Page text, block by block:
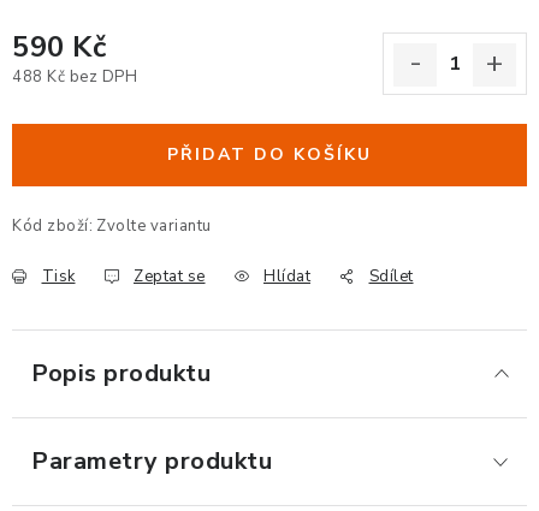
BEDERNÍ A KRČNÍ OPĚRKY
PODLOŽKY POD NOHY
PODLOŽKY POD MYŠ A ZÁPĚSTÍ
ERGONOMICKÉ KLÁVESNICE
VÝSUVY A DRŽÁKY NA KLÁVESNICI
DRŽÁKY A ZÁVĚSY PC
590 Kč
488 Kč bez DPH
PŘIDAT DO KOŠÍKU
Kód zboží: Zvolte variantu
Tisk Zeptat se Hlídat Sdílet
Popis produktu
Parametry produktu